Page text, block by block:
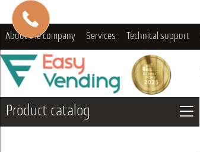
About the company Services Technical support
Product catalog